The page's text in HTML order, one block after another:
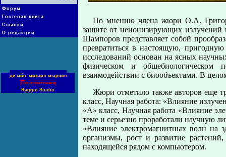
Форум
Гостевая книга
Ссылки
О редакции
дизайн: михаил мырсин
Поддержка
Raggio Studio
По мнению члена жюри О.А.
защите от неионизирующих излучений
Шампоров представляет собой
превратиться в настоящую,
исследований основан на ясных
физическом и общебиологическом
взаимодействии с биообъектами. В
Жюри отметило также авторов еще
класс, Научная работа: «Влияние
«А» класс, Научная работа «Влияние
теме и серьезно проработали научную
«Влияние электромагнитных волн на
организмы, рост и развитие
находящейся рядом с компьютером.